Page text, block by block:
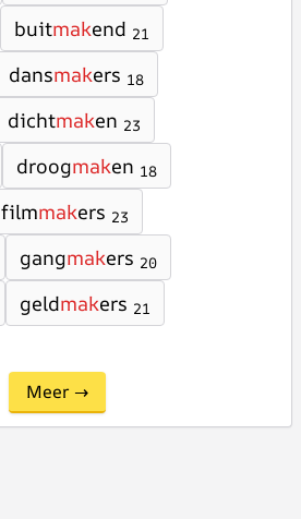
buitmakend 21
dansmakers 18
dichtmaken 23
droogmaken 18
filmmakers 23
gangmakers 20
geldmakers 21
Meer →